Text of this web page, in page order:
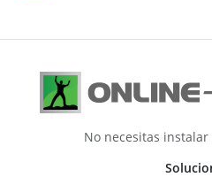
No necesitas